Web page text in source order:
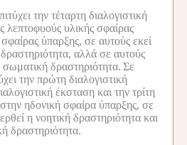
την τέταρτη διαλογιστική
λεπτοφυούς υλικής σφαίρας
ύπαρξης, σε αυτούς εκεί
δραστηριότητα, αλλά σε αυτούς
σωματική δραστηριότητα. Σε
την πρώτη διαλογιστική
έκσταση και την τρίτη
ηδονική σφαίρα ύπαρξης, σε
η νοητική δραστηριότητα και
δραστηριότητα.